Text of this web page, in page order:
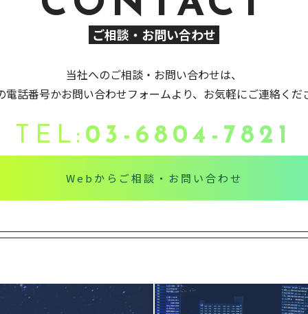
ご相談・お問い合わせ
当社へのご相談・お問い合わせは、
電話番号かお問い合わせフォームより、お気軽にご連絡くだ
TEL: 03-6804-7821
Webからご相談・お問い合わせ